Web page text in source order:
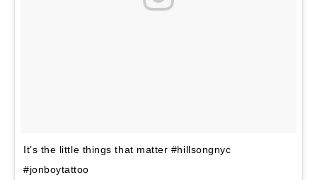
It’s the little things that matter #hillsongnyc
#jonboytattoo